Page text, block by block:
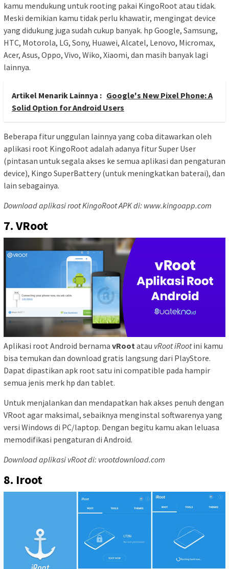
kamu mendukung untuk rooting pakai KingoRoot atau tidak.
Meski demikian kamu tidak perlu khawatir, mengingat device
yang didukung juga sudah cukup banyak. hp Google, Samsung,
HTC, Motorola, LG, Sony, Huawei, Alcatel, Lenovo, Micromax,
Acer, Asus, Oppo, Vivo, Wiko, Xiaomi, dan masih banyak lagi
lainnya.
Artikel Menarik Lainnya : Google's New Pixel Phone: A
Solid Option for Android Users
Beberapa fitur unggulan lainnya yang coba ditawarkan oleh
aplikasi root KingoRoot adalah adanya fitur Super User
(pintasan untuk segala akses ke semua aplikasi dan pengaturan
device), Kingo SuperBattery (untuk meningkatkan baterai), dan
lain sebagainya.
Download aplikasi root KingoRoot APK di: www.kingoapp.com
7. VRoot
Aplikasi root Android bernama vRoot atau vRoot iRootini kamu
bisa temukan dan download gratis langsung dari PlayStore.
Dapat dipastikan apk root satu ini compatible pada hampir
semua jenis merk hp dan tablet.
Untuk menjalankan dan mendapatkan hak akses penuh dengan
VRoot agar maksimal, sebaiknya menginstal softwarenya yang
versi Windows di PC/laptop. Dengan begitu kamu akan leluasa
memodifikasi pengaturan di Android.
Download aplikasi vRoot di: vrootdownload.com
8. Iroot